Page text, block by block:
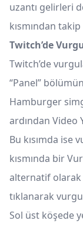
uzantı gelirleri
kısmından
Twitch’de
Twitch’de
“Panel”
Hamburger
ardından Video
Bu kısımda ise
kısmında bir
alternatif olarak
tıklanarak
Sol üst köşede